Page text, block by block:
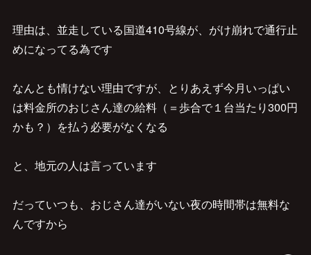
理由は、並走している国道410号線が、がけ崩れで通行止
めになってる為です
なんとも情けない理由ですが、とりあえず今月いっぱい
は料金所のおじさん達の給料（＝歩合で１台当たり300円
かも？）を払う必要がなくなる
と、地元の人は言っています
だっていつも、おじさん達がいない夜の時間帯は無料な
んですから